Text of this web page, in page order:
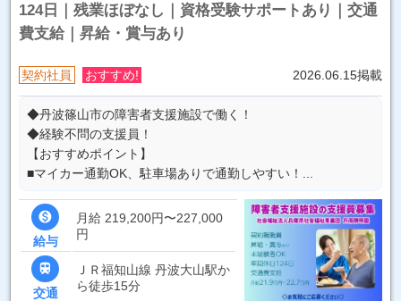
124日｜残業ほぼなし｜資格受験サポートあり｜交通
費支給｜昇給・賞与あり
契約社員 おすすめ! 2026.06.15掲載
◆丹波篠山市の障害者支援施設で働く！
◆経験不問の支援員！
【おすすめポイント】
■マイカー通勤OK、駐車場ありで通勤しやすい！...

給与
月給 219,200円〜227,000
円

交通
ＪＲ福知山線 丹波大山駅か
ら徒歩15分